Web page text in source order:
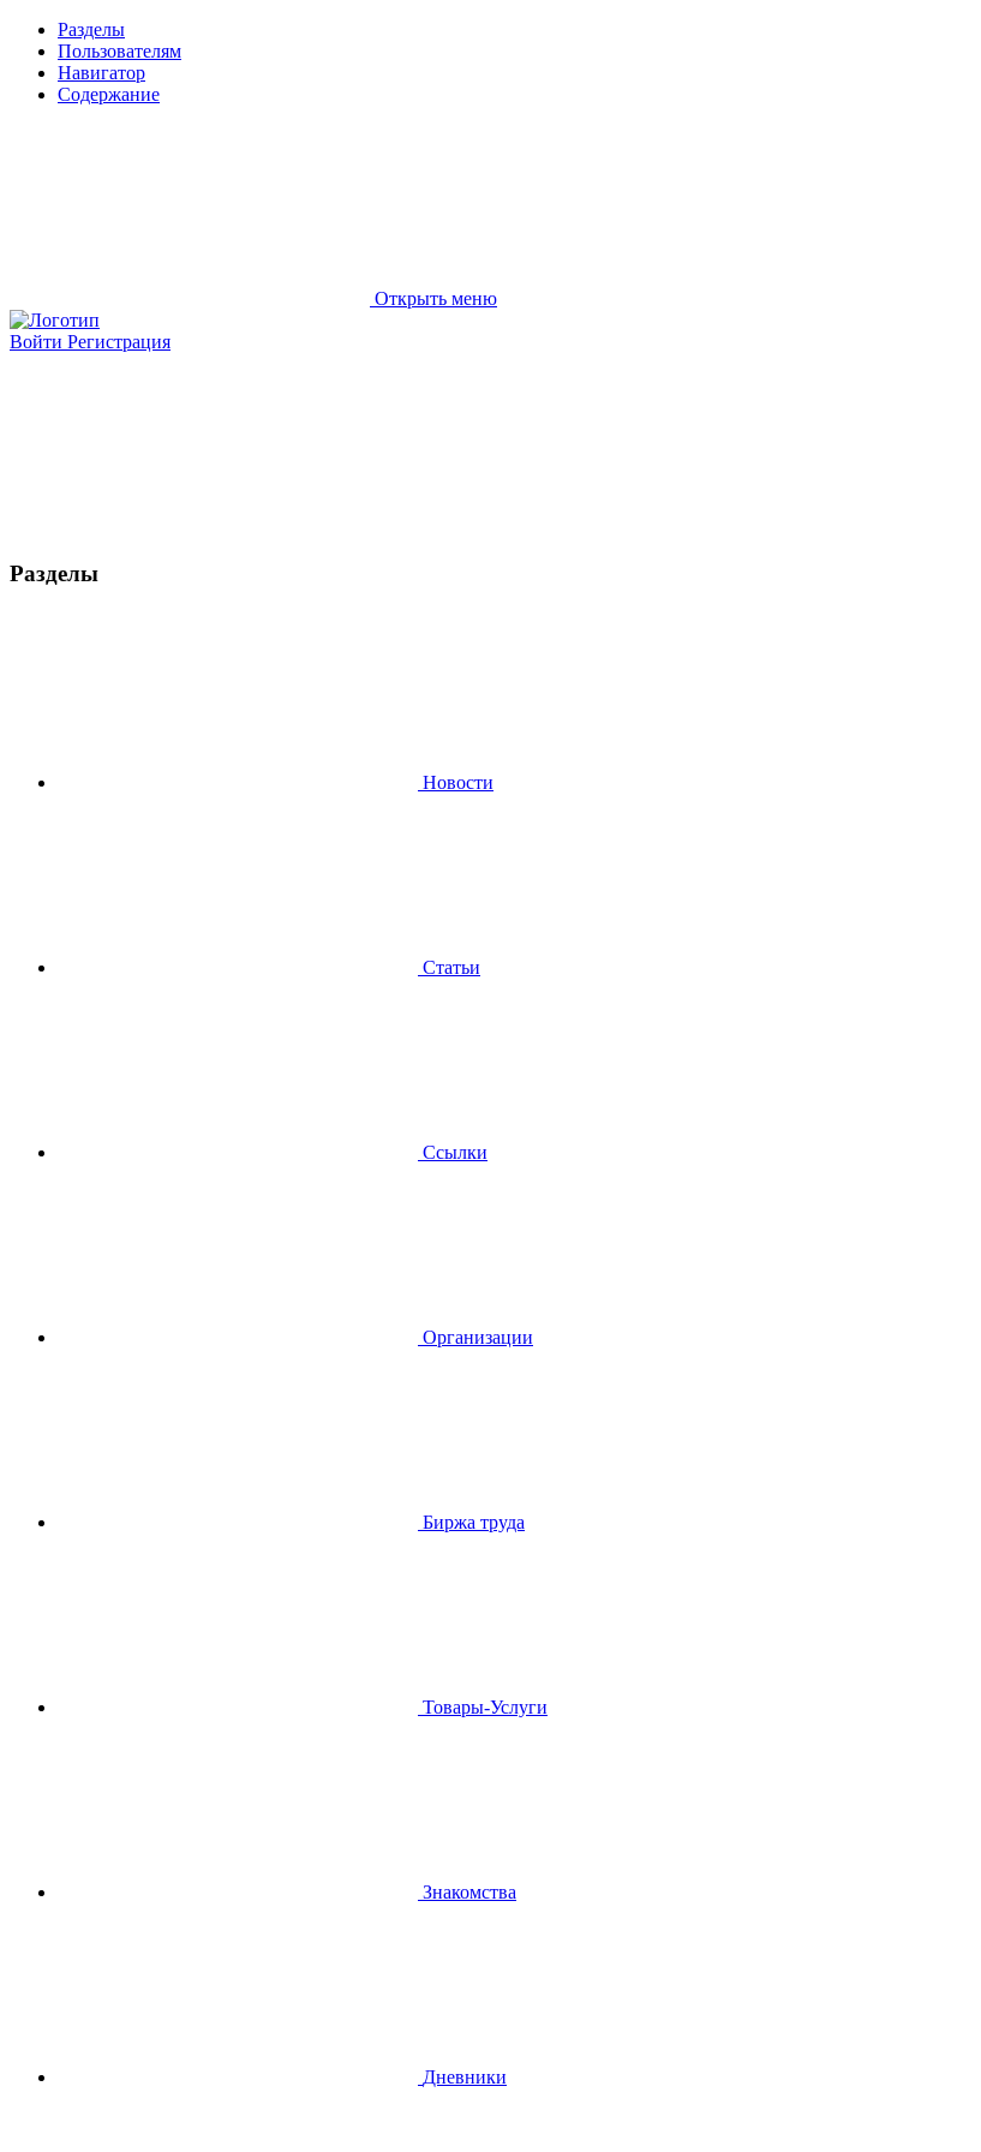
Разделы
Пользователям
Навигатор
Содержание
Открыть меню
Войти Регистрация
Разделы
Новости
Статьи
Ссылки
Организации
Биржа труда
Товары-Услуги
Знакомства
Дневники